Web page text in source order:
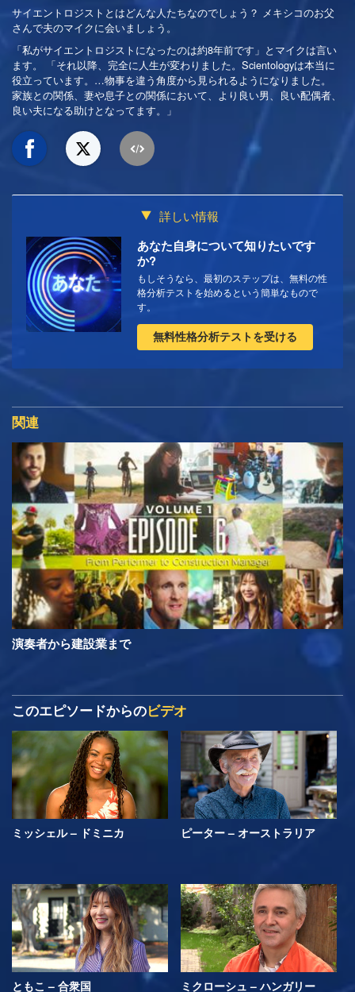
サイエントロジストとはどんな人たちなのでしょう？ メキシコのお父
さんで夫のマイクに会いましょう。
「私がサイエントロジストになったのは約8年前です」とマイクは言い
ます。 「それ以降、完全に人生が変わりました。Scientologyは本当に
役立っています。…物事を違う角度から見られるようになりました。
家族との関係、妻や息子との関係において、より良い男、良い配偶者、
良い夫になる助けとなってます。」
詳しい情報
あなた自身について知りたいです
か?
もしそうなら、最初のステップは、無料の性
格分析テストを始めるという簡単なもので
す。
無料性格分析テストを受ける
関連
演奏者から建設業まで
このエピソードからのビデオ
ミッシェル – ドミニカ ピーター – オーストラリア
ともこ – 合衆国 ミクローシュ – ハンガリー